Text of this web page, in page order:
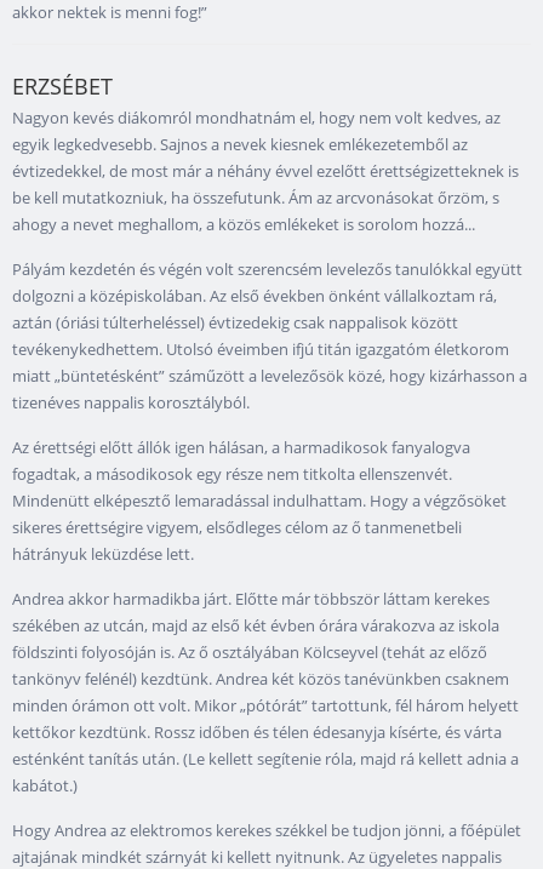
akkor nektek is menni fog!”
ERZSÉBET
Nagyon kevés diákomról mondhatnám el, hogy nem volt kedves, az
egyik legkedvesebb. Sajnos a nevek kiesnek emlékezetemből az
évtizedekkel, de most már a néhány évvel ezelőtt érettségizetteknek is
be kell mutatkozniuk, ha összefutunk. Ám az arcvonásokat őrzöm, s
ahogy a nevet meghallom, a közös emlékeket is sorolom hozzá...
Pályám kezdetén és végén volt szerencsém levelezős tanulókkal együtt
dolgozni a középiskolában. Az első években önként vállalkoztam rá,
aztán (óriási túlterheléssel) évtizedekig csak nappalisok között
tevékenykedhettem. Utolsó éveimben ifjú titán igazgatóm életkorom
miatt „büntetésként” száműzött a levelezősök közé, hogy kizárhasson a
tizenéves nappalis korosztályból.
Az érettségi előtt állók igen hálásan, a harmadikosok fanyalogva
fogadtak, a másodikosok egy része nem titkolta ellenszenvét.
Mindenütt elképesztő lemaradással indulhattam. Hogy a végzősöket
sikeres érettségire vigyem, elsődleges célom az ő tanmenetbeli
hátrányuk leküzdése lett.
Andrea akkor harmadikba járt. Előtte már többször láttam kerekes
székében az utcán, majd az első két évben órára várakozva az iskola
földszinti folyosóján is. Az ő osztályában Kölcseyvel (tehát az előző
tankönyv felénél) kezdtünk. Andrea két közös tanévünkben csaknem
minden órámon ott volt. Mikor „pótórát” tartottunk, fél három helyett
kettőkor kezdtünk. Rossz időben és télen édesanyja kísérte, és várta
esténként tanítás után. (Le kellett segítenie róla, majd rá kellett adnia a
kabátot.)
Hogy Andrea az elektromos kerekes székkel be tudjon jönni, a főépület
ajtajának mindkét szárnyát ki kellett nyitnunk. Az ügyeletes nappalis